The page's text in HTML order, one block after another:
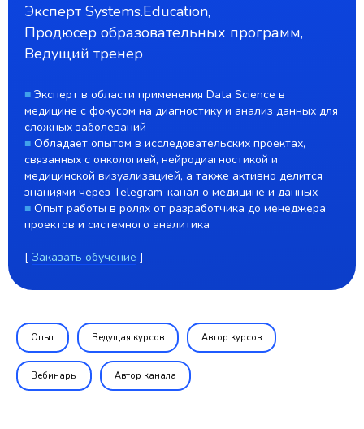
Эксперт Systems.Education,
Продюсер образовательных программ,
Ведущий тренер
■ Эксперт в области применения Data Science в
медицине с фокусом на диагностику и анализ данных для
сложных заболеваний
■ Обладает опытом в исследовательских проектах,
связанных с онкологией, нейродиагностикой и
медицинской визуализацией, а также активно делится
знаниями через Telegram-канал о медицине и данных
■ Опыт работы в ролях от разработчика до менеджера
проектов и системного аналитика
[ Заказать обучение ]
Опыт Ведущая курсов Автор курсов
Вебинары Автор канала